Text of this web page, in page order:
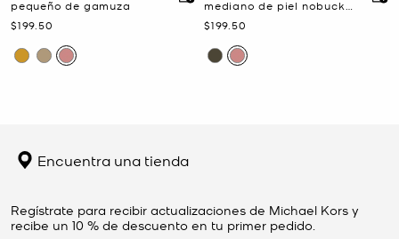
pequeño de gamuza
Ahora
$199.50
mediano de piel nobuck
con cadena
Ahora
$199.50
Encuentra una tienda
Regístrate para recibir actualizaciones de Michael Kors y
recibe un 10 % de descuento en tu primer pedido.